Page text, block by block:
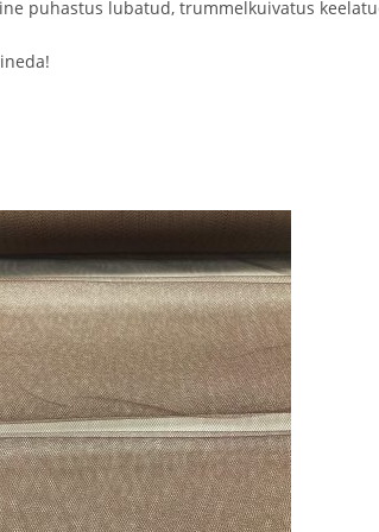
puhastus lubatud, trummelkuivatus